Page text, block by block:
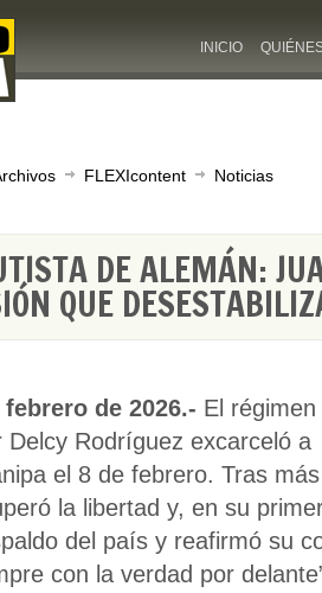
INICIO
FLEXIcontent Noticias
DE ALEMÁN:
QUE
de 2026.- El régimen
Delcy Rodríguez excarceló a
el 8 de febrero. Tras
la libertad y, en su
del país y reafirmó su
con la verdad por